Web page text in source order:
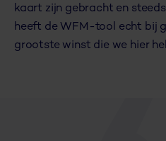
kaart zijn gebracht en
heeft de WFM-tool echt bij
grootste winst die we hier